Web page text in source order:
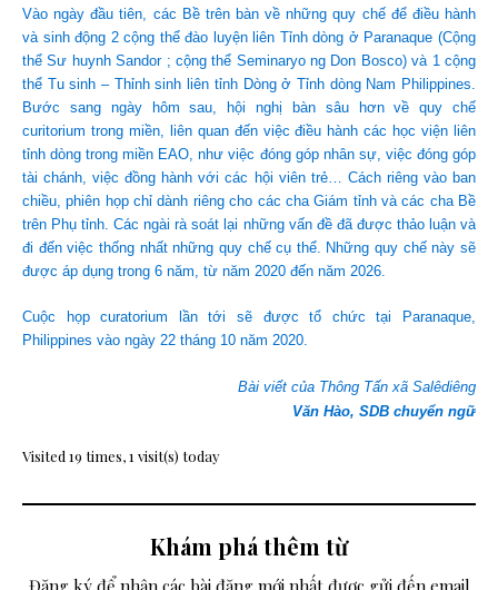
Vào ngày đầu tiên, các Bề trên bàn về những quy chế để điều hành
và sinh động 2 cộng thể đào luyện liên Tỉnh dòng ở Paranaque (Cộng
thể Sư huynh Sandor ; cộng thể Seminaryo ng Don Bosco) và 1 cộng
thể Tu sinh – Thỉnh sinh liên tỉnh Dòng ở Tỉnh dòng Nam Philippines.
Bước sang ngày hôm sau, hội nghị bàn sâu hơn về quy chế
curitorium trong miền, liên quan đến việc điều hành các học viện liên
tỉnh dòng trong miền EAO, như việc đóng góp nhân sự, việc đóng góp
tài chánh, việc đồng hành với các hội viên trẻ… Cách riêng vào ban
chiều, phiên họp chỉ dành riêng cho các cha Giám tỉnh và các cha Bề
trên Phụ tỉnh. Các ngài rà soát lại những vấn đề đã được thảo luận và
đi đến việc thống nhất những quy chế cụ thể. Những quy chế này sẽ
được áp dụng trong 6 năm, từ năm 2020 đến năm 2026.
Cuộc họp curatorium lần tới sẽ được tổ chức tại Paranaque,
Philippines vào ngày 22 tháng 10 năm 2020.
Bài viết của Thông Tấn xã Salêdiêng
Văn Hào, SDB chuyển ngữ
Visited 19 times, 1 visit(s) today
Khám phá thêm từ